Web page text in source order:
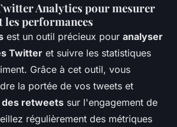
Analytics pour mesurer
les performances
est un outil précieux pour analyser
Twitter et suivre les statistiques
Grâce à cet outil, vous
la portée de vos tweets et
retweets sur l'engagement de
régulièrement des métriques